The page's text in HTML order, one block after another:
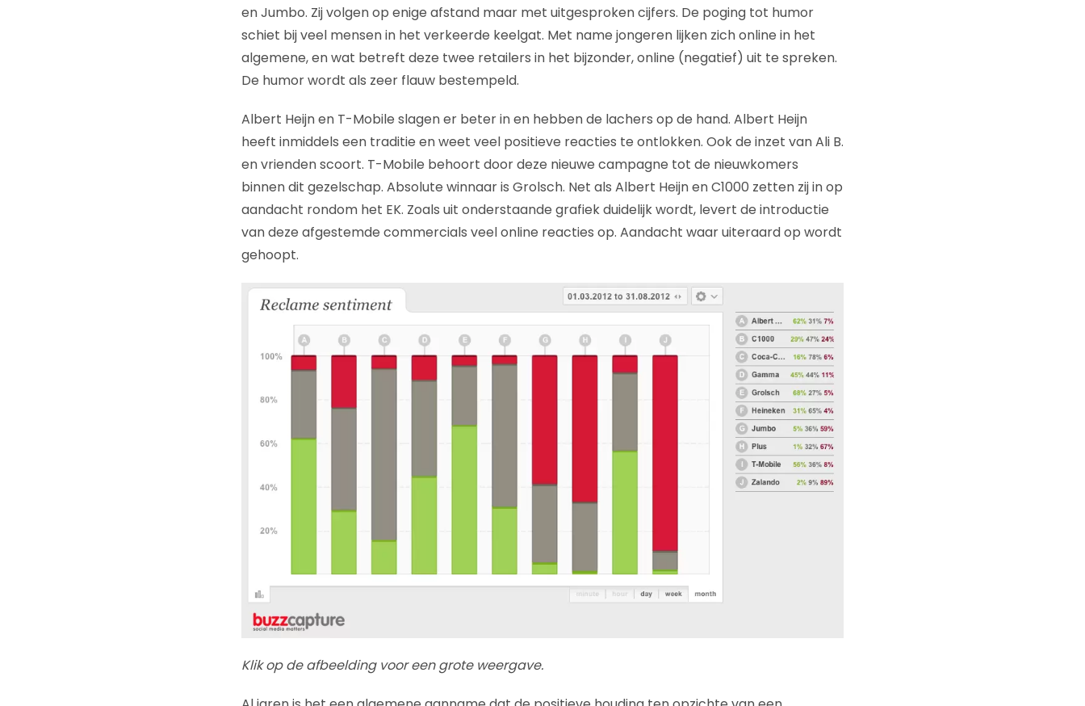
en Jumbo. Zij volgen op enige afstand maar met uitgesproken cijfers. De poging tot humor
schiet bij veel mensen in het verkeerde keelgat. Met name jongeren lijken zich online in het
algemene, en wat betreft deze twee retailers in het bijzonder, online (negatief) uit te spreken.
De humor wordt als zeer flauw bestempeld.
Albert Heijn en T-Mobile slagen er beter in en hebben de lachers op de hand. Albert Heijn
heeft inmiddels een traditie en weet veel positieve reacties te ontlokken. Ook de inzet van Ali B.
en vrienden scoort. T-Mobile behoort door deze nieuwe campagne tot de nieuwkomers
binnen dit gezelschap. Absolute winnaar is Grolsch. Net als Albert Heijn en C1000 zetten zij in op
aandacht rondom het EK. Zoals uit onderstaande grafiek duidelijk wordt, levert de introductie
van deze afgestemde commercials veel online reacties op. Aandacht waar uiteraard op wordt
gehoopt.
Klik op de afbeelding voor een grote weergave.